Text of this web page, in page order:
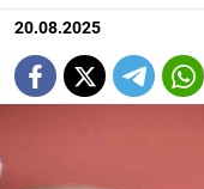
20.08.2025